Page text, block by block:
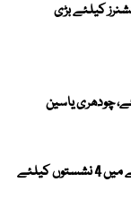
کیلئے بڑی
چودھری یاسین
آزاد کشمیر انتخابات کے تیسرے مرحلے میں 4 نشستوں کیلئے